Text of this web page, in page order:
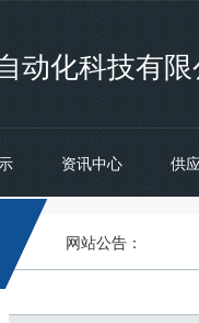
动化科技有
资讯中心 供
网站公告：